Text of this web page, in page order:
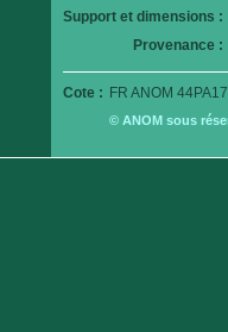
Support et dimensions :
Provenance :
Cote : FR ANOM
© ANOM sous